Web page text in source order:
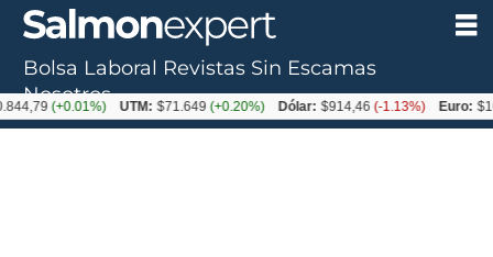
Bolsa Laboral Revistas Sin Escamas
Nosotros
(+0.01%) UTM: $71.649(+0.20%) Dólar: $914,46(-1.13%) Euro: $1054,01